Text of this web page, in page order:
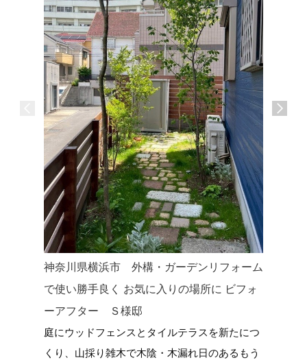
神奈川県横浜市 外構・ガーデンリフォーム
で使い勝手良く お気に入りの場所に ビフォ
ーアフター Ｓ様邸
庭にウッドフェンスとタイルテラスを新たにつ
くり、山採り雑木で木陰・木漏れ日のあるもう